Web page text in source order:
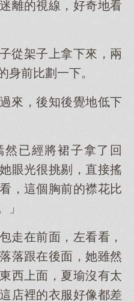
離的視線，好奇地看
從架子上拿下來，兩
身前比劃一下。
來，後知後覺地低下
已經將裙子拿了回
眼光很挑剔，直接搖
，這個胸前的襟花比
」
走在前面，左看看，
落跟在後面，她雖然
西上面，夏瑜沒有太
店裡的衣服好像都差